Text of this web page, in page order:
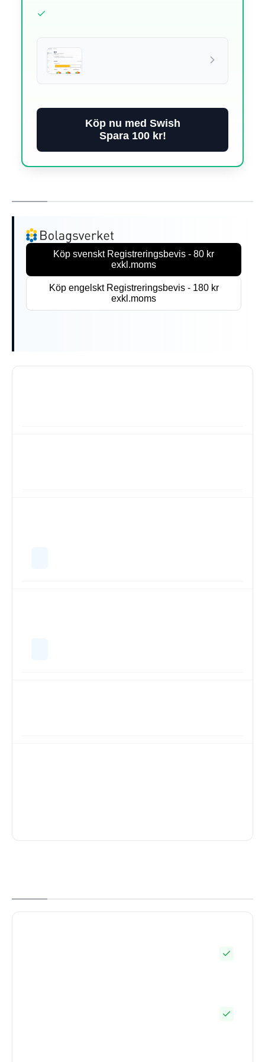
Köp nu med Swish
Spara 100 kr!
Köp svenskt Registreringsbevis - 80 kr
exkl.moms
Köp engelskt Registreringsbevis - 180 kr
exkl.moms